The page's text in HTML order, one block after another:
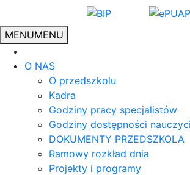
MENUMENU
O NAS
O przedszkolu
Kadra
Godziny pracy specjalistów
Godziny dostępności
DOKUMENTY PRZEDSZKOLA
Ramowy rozkład dnia
Projekty i programy